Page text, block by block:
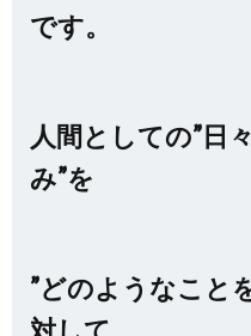
です。
人間としての”日
み”を
”どのようなこと
対して、